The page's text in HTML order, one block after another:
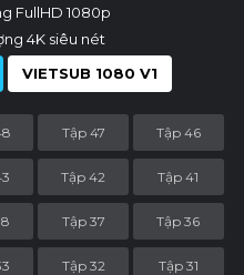
FullHD 1080p
4K siêu nét
VIETSUB 1080 V1
Tập 47 Tập 46
Tập 42 Tập 41
Tập 37 Tập 36
Tập 32 Tập 31